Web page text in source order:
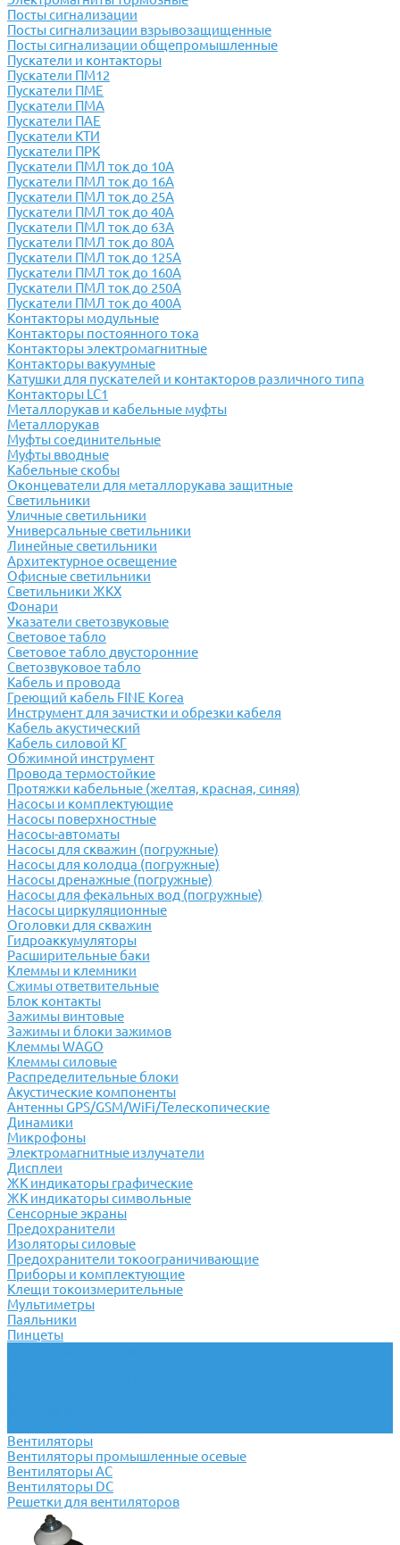
Посты сигнализации
Посты сигнализации взрывозащищенные
Посты сигнализации общепромышленные
Пускатели и контакторы
Пускатели ПМ12
Пускатели ПМЕ
Пускатели ПМА
Пускатели ПАЕ
Пускатели КТИ
Пускатели ПРК
Пускатели ПМЛ ток до 10А
Пускатели ПМЛ ток до 16А
Пускатели ПМЛ ток до 25А
Пускатели ПМЛ ток до 40А
Пускатели ПМЛ ток до 63А
Пускатели ПМЛ ток до 80А
Пускатели ПМЛ ток до 125А
Пускатели ПМЛ ток до 160А
Пускатели ПМЛ ток до 250А
Пускатели ПМЛ ток до 400А
Контакторы модульные
Контакторы постоянного тока
Контакторы электромагнитные
Контакторы вакуумные
Катушки для пускателей и контакторов различного типа
Контакторы LC1
Металлорукав и кабельные муфты
Металлорукав
Муфты соединительные
Муфты вводные
Кабельные скобы
Оконцеватели для металлорукава защитные
Светильники
Уличные светильники
Универсальные светильники
Линейные светильники
Архитектурное освещение
Офисные светильники
Светильники ЖКХ
Фонари
Указатели светозвуковые
Световое табло
Световое табло двусторонние
Светозвуковое табло
Кабель и провода
Греющий кабель FINE Korea
Инструмент для зачистки и обрезки кабеля
Кабель акустический
Кабель силовой КГ
Обжимной инструмент
Провода термостойкие
Протяжки кабельные (желтая, красная, синяя)
Насосы и комплектующие
Насосы поверхностные
Насосы-автоматы
Насосы для скважин (погружные)
Насосы для колодца (погружные)
Насосы дренажные (погружные)
Насосы для фекальных вод (погружные)
Насосы циркуляционные
Оголовки для скважин
Гидроаккумуляторы
Расширительные баки
Клеммы и клемники
Cжимы ответвительные
Блок контакты
Зажимы винтовые
Зажимы и блоки зажимов
Клеммы WAGO
Клеммы силовые
Распределительные блоки
Акустические компоненты
Антенны GPS/GSM/WiFi/Телескопические
Динамики
Микрофоны
Электромагнитные излучатели
Дисплеи
ЖК индикаторы графические
ЖК индикаторы символьные
Сенсорные экраны
Предохранители
Изоляторы силовые
Предохранители токоограничивающие
Приборы и комплектующие
Клещи токоизмерительные
Мультиметры
Паяльники
Пинцеты
Вентиляторы
Вентиляторы промышленные осевые
Вентиляторы АС
Вентиляторы DC
Решетки для вентиляторов